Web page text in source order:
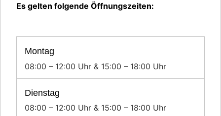
Es gelten folgende Öffnungszeiten:
Montag
08:00 – 12:00 Uhr & 15:00 – 18:00 Uhr
Dienstag
08:00 – 12:00 Uhr & 15:00 – 18:00 Uhr